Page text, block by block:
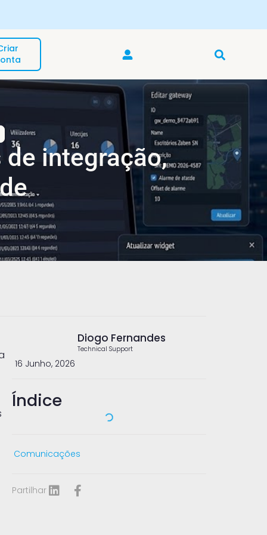
integração,
Diogo Fernandes
Technical Support
16 Junho, 2026
Índice
Comunicações
Partilhar